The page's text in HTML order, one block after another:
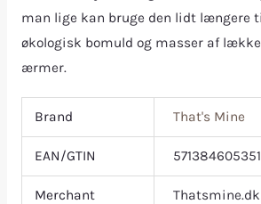
man lige kan bruge den lidt længere
økologisk bomuld og masser af
ærmer.
Brand That's Mine
EAN/GTIN
Merchant Thatsmine.dk